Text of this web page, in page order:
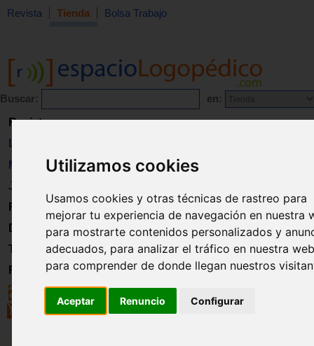
Utilizamos cookies
Usamos cookies y otras técnicas de rastreo para
mejorar tu experiencia de navegación en nuestra
para mostrarte contenidos personalizados y
adecuados, para analizar el tráfico en nuestra
para comprender de donde llegan nuestros
Aceptar Renuncio Configurar
Revista Tienda Bolsa Trabajo
Buscar: en:
Revista
Libros
Material
Juguetes
Formación
Directorio
Trabajo
Registro